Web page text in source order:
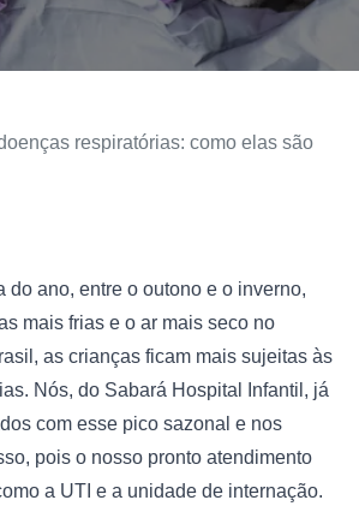
respiratórias: como elas são
do ano, entre o outono e o inverno,
mais frias e o ar mais seco no
as crianças ficam mais sujeitas às
Nós, do Sabará Hospital Infantil , já
com esse pico sazonal e nos
pois o nosso pronto atendimento
a UTI e a unidade de internação.